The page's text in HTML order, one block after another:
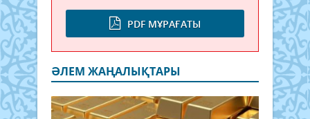
PDF МҰРАҒАТЫ
ӘЛЕМ ЖАҢАЛЫҚТАРЫ